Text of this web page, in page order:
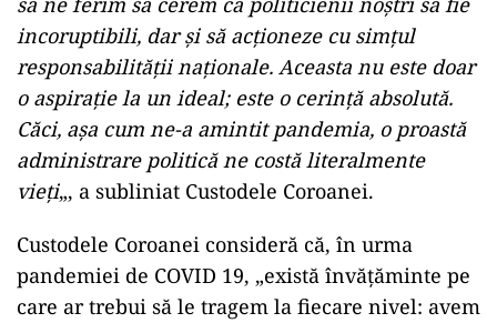
incoruptibili, dar şi să acţioneze cu simţul
responsabilităţii naţionale. Aceasta nu este doar
o aspiraţie la un ideal; este o cerinţă absolută.
Căci, aşa cum ne-a amintit pandemia, o proastă
administrare politică ne costă literalmente
vieţi„, a subliniat Custodele Coroanei.
Custodele Coroanei consideră că, în urma
pandemiei de COVID 19, „există învăţăminte pe
care ar trebui să le tragem la fiecare nivel: avem